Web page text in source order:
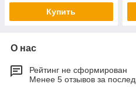
Купить
О нас
Рейтинг не сформирован
Менее 5 отзывов за